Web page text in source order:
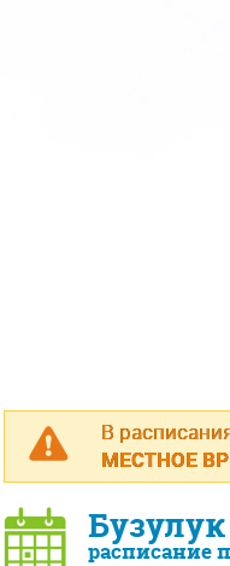
В
МЕСТНОЕ
Бузулук
расписание